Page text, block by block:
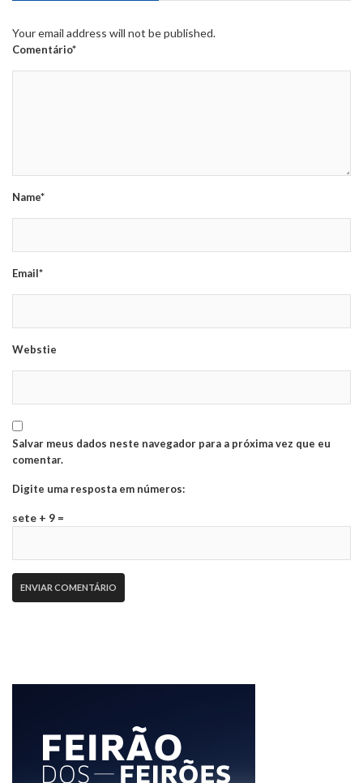
Your email address will not be published.
Comentário*
Name*
Email*
Webstie
Salvar meus dados neste navegador para a próxima vez que eu
comentar.
Digite uma resposta em números:
sete + 9 =